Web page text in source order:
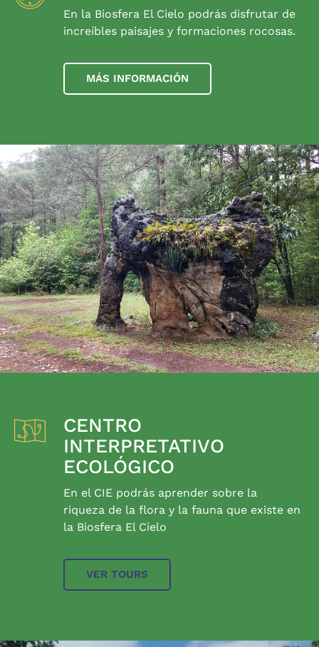
En la Biosfera El Cielo podrás disfrutar de
increíbles paisajes y formaciones rocosas.
MÁS INFORMACIÓN
CENTRO
INTERPRETATIVO
ECOLÓGICO
En el CIE podrás aprender sobre la
riqueza de la flora y la fauna que existe en
la Biosfera El Cielo
VER TOURS